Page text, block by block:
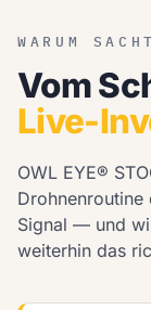
WARUM
Vom
Live-
OWL EYE®
Signal — und
weiterhin das